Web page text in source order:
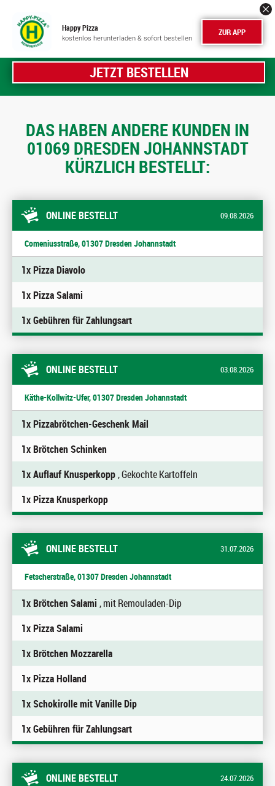
Happy Pizza
kostenlos herunterladen & sofort bestellen ZUR APP
JETZT BESTELLEN
DAS HABEN ANDERE KUNDEN IN
01069 DRESDEN JOHANNSTADT
KÜRZLICH BESTELLT:
ONLINE BESTELLT 09.08.2026
Comeniusstraße, 01307 Dresden Johannstadt
1x Pizza Diavolo
1x Pizza Salami
1x Gebühren für Zahlungsart
ONLINE BESTELLT 03.08.2026
Käthe-Kollwitz-Ufer, 01307 Dresden Johannstadt
1x Pizzabrötchen-Geschenk Mail
1x Brötchen Schinken
1x Auflauf Knusperkopp, Gekochte Kartoffeln
1x Pizza Knusperkopp
ONLINE BESTELLT 31.07.2026
Fetscherstraße, 01307 Dresden Johannstadt
1x Brötchen Salami , mit Remouladen-Dip
1x Pizza Salami
1x Brötchen Mozzarella
1x Pizza Holland
1x Schokirolle mit Vanille Dip
1x Gebühren für Zahlungsart
ONLINE BESTELLT 24.07.2026